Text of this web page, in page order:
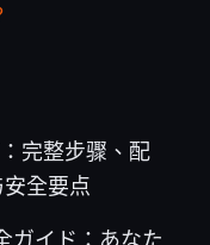
完整步骤、配
全要点
ガイド：あなた